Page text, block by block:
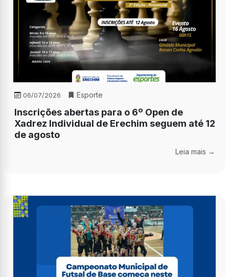
06/07/2026 Esporte
Inscrições abertas para o 6º Open de
Xadrez Individual de Erechim seguem até 12
de agosto
Leia mais →